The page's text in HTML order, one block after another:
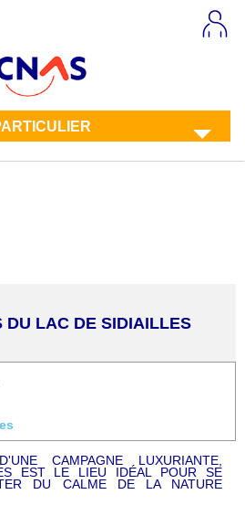
DU LAC DE SIDIAILLES
CAMPAGNE LUXURIANTE,
EST LE LIEU IDÉAL POUR SE
DU CALME DE LA NATURE